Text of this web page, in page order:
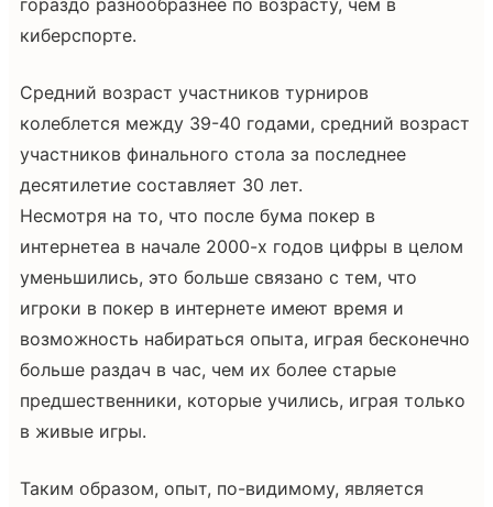
гораздо разнообразнее по возрасту, чем в
киберспорте.
Средний возраст участников турниров
колеблется между 39-40 годами, средний возраст
участников финального стола за последнее
десятилетие составляет 30 лет.
Несмотря на то, что после бума покер в
интернетеа в начале 2000-х годов цифры в целом
уменьшились, это больше связано с тем, что
игроки в покер в интернете имеют время и
возможность набираться опыта, играя бесконечно
больше раздач в час, чем их более старые
предшественники, которые учились, играя только
в живые игры.
Таким образом, опыт, по-видимому, является